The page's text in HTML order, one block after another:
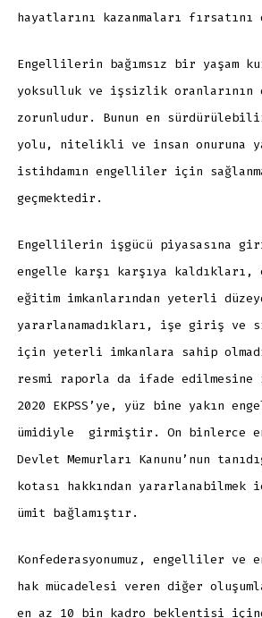
hayatlarını kazanmaları
Engellilerin bağımsız bir yaşam
yoksulluk ve işsizlik oranlarının
zorunludur. Bunun en
yolu, nitelikli ve insan onuruna
istihdamın engelliler için
geçmektedir.
Engellilerin işgücü piyasasına
engelle karşı karşıya kaldıkları,
eğitim imkanlarından yeterli
yararlanamadıkları, işe giriş ve
için yeterli imkanlara sahip
resmi raporla da ifade edilmesine
2020 EKPSS’ye, yüz bine yakın
ümidiyle girmiştir. On binlerce
Devlet Memurları Kanunu’nun
kotası hakkından yararlanabilmek
ümit bağlamıştır.
Konfederasyonumuz, engelliler ve
hak mücadelesi veren diğer
en az 10 bin kadro beklentisi